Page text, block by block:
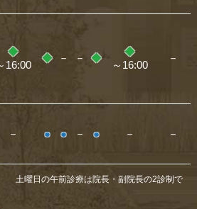
土曜日の午前診療は院長・副院長の2診制で
◆
16:00
◆ － － ◆
◆
～16:00
－
－ ● ● － ● － －